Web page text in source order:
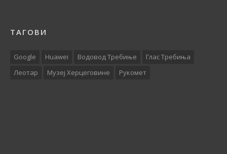
ТАГОВИ
Google Huawei Водовод Требиње
Глас Требиња
Леотар
Музеј Херцеговине Рукомет